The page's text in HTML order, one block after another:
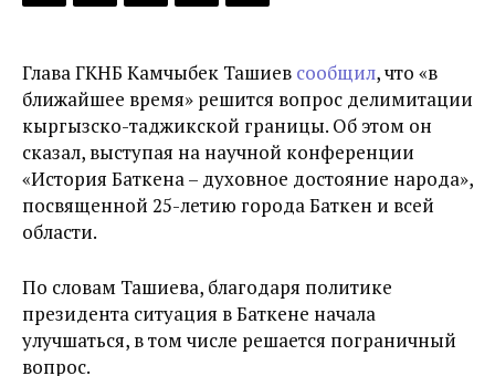
Глава ГКНБ Камчыбек Ташиев сообщил, что «в
ближайшее время» решится вопрос делимитации
кыргызско-таджикской границы. Об этом он
сказал, выступая на научной конференции
«История Баткена – духовное достояние народа»,
посвященной 25-летию города Баткен и всей
области.
По словам Ташиева, благодаря политике
президента ситуация в Баткене начала
улучшаться, в том числе решается пограничный
вопрос.